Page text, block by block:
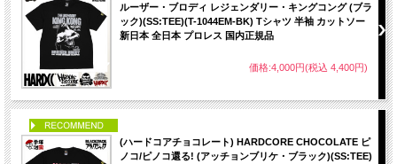
ルーザー・ブロディ レジェンダリー・キングコング (ブラ
ック)(SS:TEE)(T-1044EM-BK) Tシャツ 半袖 カットソー
新日本 全日本 プロレス 国内正規品
価格:4,000円(税込 4,400円)
(ハードコアチョコレート) HARDCORE CHOCOLATE ピ
ノコ/ピノコ還る! (アッチョンブリケ・ブラック)(SS:TEE)